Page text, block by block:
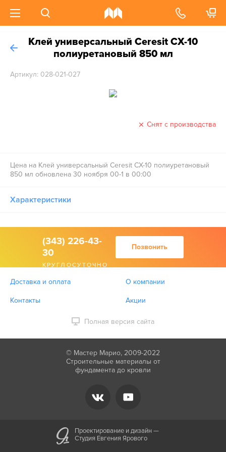
Клей универсальный Ceresit CX-10
полиуретановый 850 мл
Артикул: 028-021-027
Снят с производства
Цена на Клей универсальный Ceresit CX-10 полиуретановый
850 мл обновлена 30 ноября 00-1 в 00:00
Характеристики
(343) 226-43-
30
КРУГЛОСУТОЧНО
Позвонить
Доставка и оплата О компании
Контакты Акции
Полная версия сайта
© Мастер Марио, 2009-2022
Строительные материалы от
фундамента до кровли
Проектирование и дизайн —
Студия Евгения Ярового